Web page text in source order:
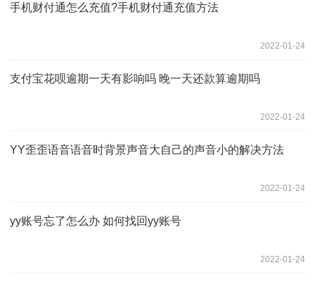
手机财付通怎么充值?手机财付通充值方法
2022-01-24
支付宝花呗逾期一天有影响吗 晚一天还款算逾期吗
2022-01-24
YY歪歪语音语音时背景声音大自己的声音小的解决方法
2022-01-24
yy账号忘了怎么办 如何找回yy账号
2022-01-24